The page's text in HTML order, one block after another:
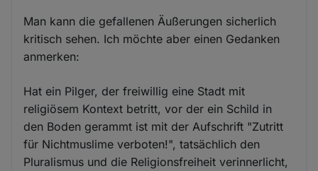
Man kann die gefallenen Äußerungen sicherlich
kritisch sehen. Ich möchte aber einen Gedanken
anmerken:
Hat ein Pilger, der freiwillig eine Stadt mit
religiösem Kontext betritt, vor der ein Schild in
den Boden gerammt ist mit der Aufschrift "Zutritt
für Nichtmuslime verboten!", tatsächlich den
Pluralismus und die Religionsfreiheit verinnerlicht,